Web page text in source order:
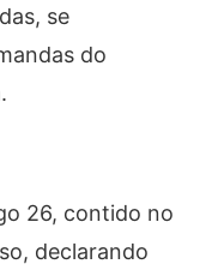
se
do
26, contido no
declarando